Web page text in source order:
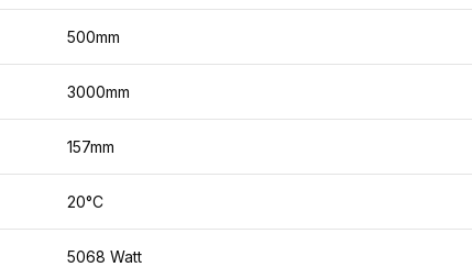
500mm
3000mm
157mm
20°C
5068 Watt